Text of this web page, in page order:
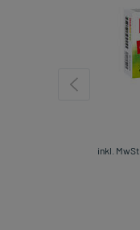
inkl. MwSt.